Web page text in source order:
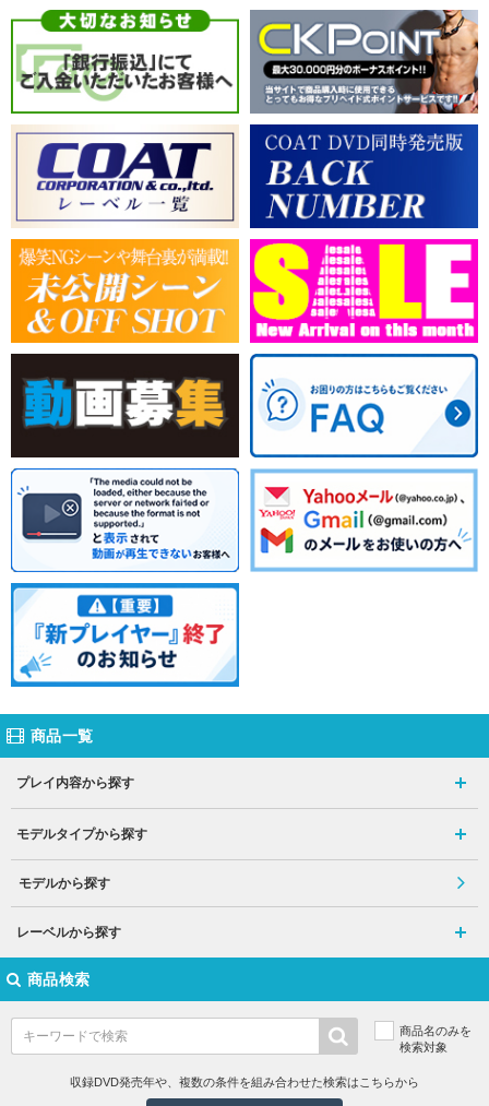
商品一覧
プレイ内容から探す
モデルタイプから探す
モデルから探す
レーベルから探す
商品検索
商品名のみを
検索対象
収録DVD発売年や、複数の条件を組み合わせた検索はこちらから